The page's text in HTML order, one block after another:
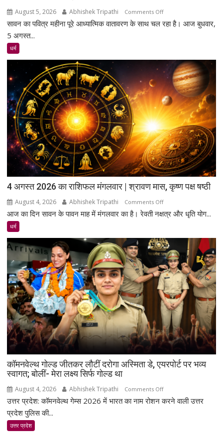
August 5, 2026 Abhishek Tripathi Comments Offon
5
दैनिक
राशिफल
सावन का पवित्र महीना पूरे आध्यात्मिक वातावरण के साथ चल रहा है। आज बुधवार,
5 अगस्त...
धर्म
4 अगस्त 2026 का राशिफल मंगलवार | श्रावण मास, कृष्ण पक्ष षष्ठी
August 4, 2026 Abhishek Tripathi Comments Offon
4
का
राशिफल
मंगलवार
|
श्रावण
मास,
कृष्ण
पक्ष
षष्ठी
आज का दिन सावन के पावन माह में मंगलवार का है। रेवती नक्षत्र और धृति योग...
धर्म
कॉमनवेल्थ गोल्ड जीतकर लौटीं दरोगा अस्मिता डे, एयरपोर्ट पर भव्य
स्वागत; बोलीं- मेरा लक्ष्य सिर्फ गोल्ड था
August 4, 2026 Abhishek Tripathi Comments Offon
कॉमनवेल्थ
उत्तर प्रदेश: कॉमनवेल्थ गेम्स 2026 में भारत का नाम रोशन करने वाली उत्तर
प्रदेश पुलिस की...
उत्तर प्रदेश